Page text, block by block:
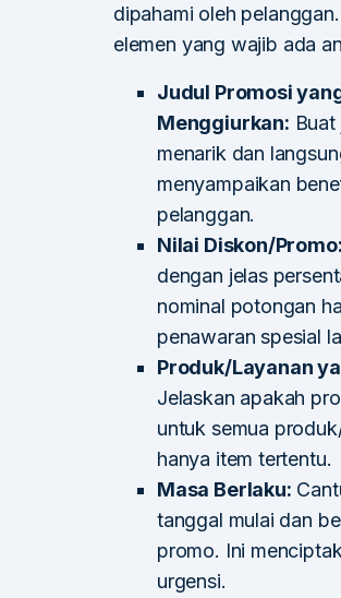
dipahami oleh
elemen yang wajib ada
Judul Promosi
Menggiurkan:
menarik dan
menyampaikan
pelanggan.
Nilai Diskon/Promo:
dengan jelas
nominal potongan
penawaran spesial
Produk/Layanan
Jelaskan apakah
untuk semua
hanya item tertentu.
Masa Berlaku:
tanggal mulai dan
promo. Ini
urgensi.